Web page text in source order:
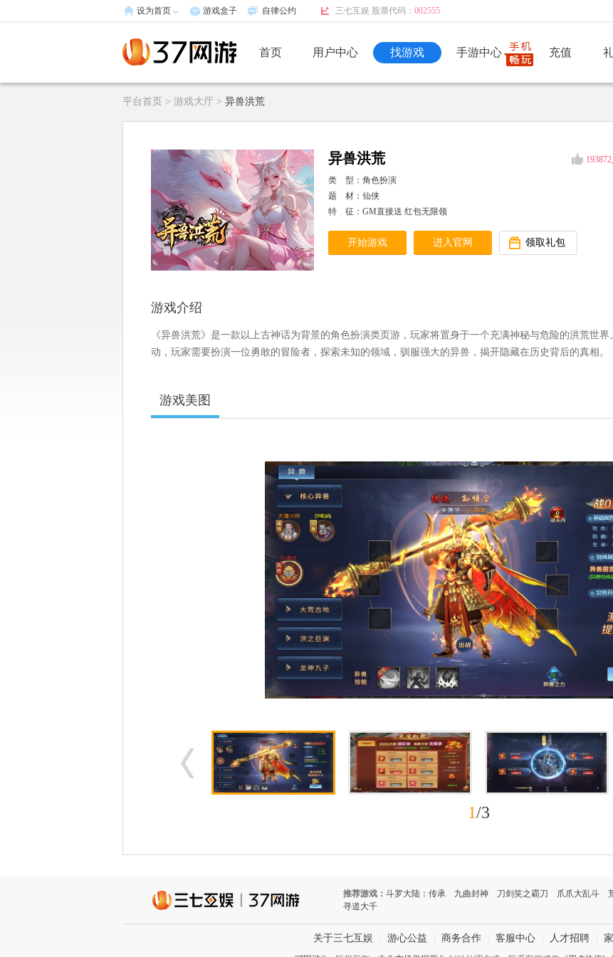
设为首页 游戏盒子 自律公约 三七互娱 股票代码： 002555
首页 用户中心 找游戏 手游中心 充值
平台首页 > 游戏大厅 > 异兽洪荒
异兽洪荒
类 型：角色扮演
题 材：仙侠
特 征：GM直接送 红包无限领
开始游戏 进入官网 领取礼包
193872
游戏介绍
《异兽洪荒》是一款以上古神话为背景的角色扮演类页游，玩家将置身于一个充满神秘与危险的洪荒世
动，玩家需要扮演一位勇敢的冒险者，探索未知的领域，驯服强大的异兽，揭开隐藏在历史背后的真相。
游戏美图
1/3
推荐游戏： 斗罗大陆：传承 九曲封神 刀剑笑之霸刀 爪爪大乱斗
寻道大千
关于三七互娱 游心公益 商务合作 客服中心 人才招聘